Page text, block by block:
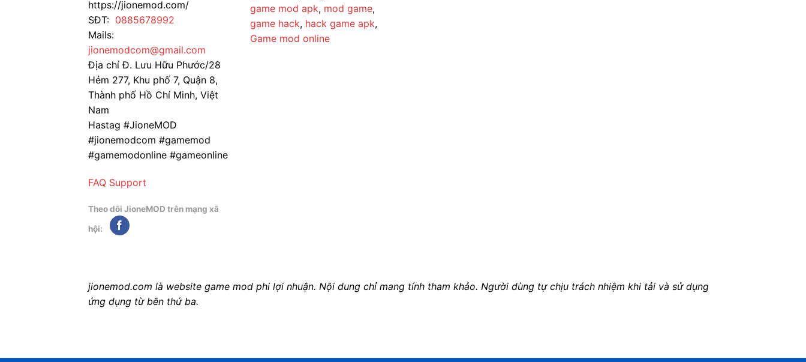
https://jionemod.com/
SĐT: 0885678992
Mails:
jionemodcom@gmail.com
Địa chỉ Đ. Lưu Hữu Phước/28
Hẻm 277, Khu phố 7, Quận 8,
Thành phố Hồ Chí Minh, Việt
Nam
Hastag #JioneMOD
#jionemodcom #gamemod
#gamemodonline #gameonline
FAQ Support
Theo dõi JioneMOD trên mạng xã
hội:
game mod apk, mod game,
game hack, hack game apk,
Game mod online
jionemod.com là website game mod phi lợi nhuận. Nội dung chỉ mang tính tham khảo. Người dùng tự chịu trách nhiệm khi tải và sử dụng
ứng dụng từ bên thứ ba.